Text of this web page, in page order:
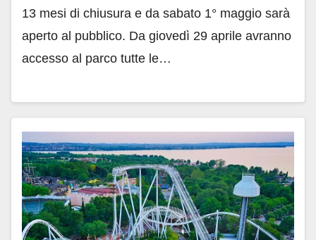
13 mesi di chiusura e da sabato 1° maggio sarà
aperto al pubblico. Da giovedì 29 aprile avranno
accesso al parco tutte le…